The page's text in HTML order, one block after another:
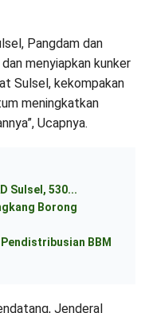
Pangdam dan
menyiapkan kunker
Sulsel, kekompakan
meningkatkan
Ucapnya.
Sulsel, 530...
Borong
BBM
Jenderal